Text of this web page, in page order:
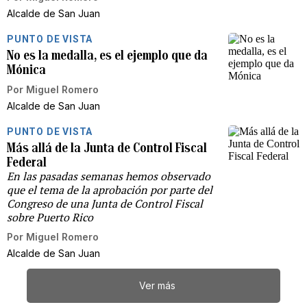
Alcalde de San Juan
PUNTO DE VISTA
No es la medalla, es el ejemplo que da
Mónica
Por Miguel Romero
Alcalde de San Juan
PUNTO DE VISTA
Más allá de la Junta de Control Fiscal
Federal
En las pasadas semanas hemos observado
que el tema de la aprobación por parte del
Congreso de una Junta de Control Fiscal
sobre Puerto Rico
Por Miguel Romero
Alcalde de San Juan
Ver más